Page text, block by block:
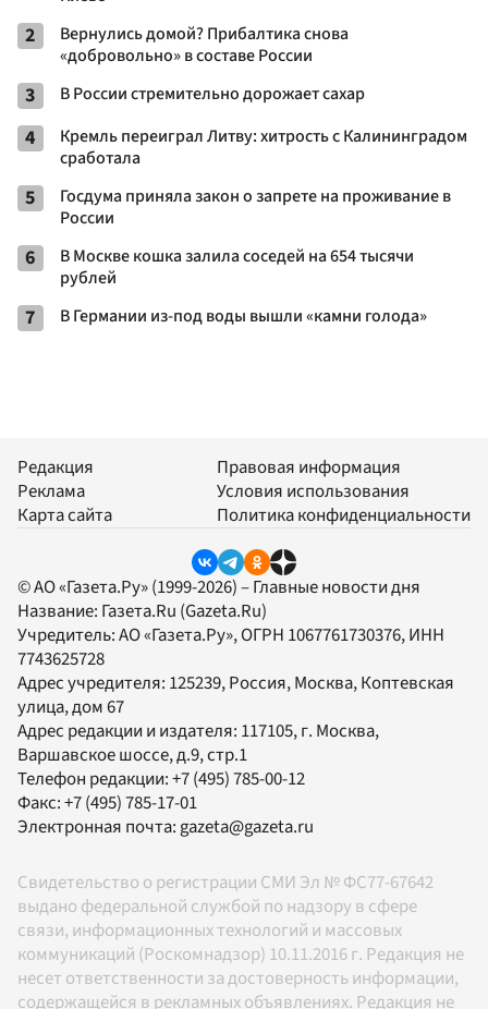
2
Вернулись домой? Прибалтика снова
«добровольно» в составе России
3 В России стремительно дорожает сахар
4
Кремль переиграл Литву: хитрость с Калининградом
сработала
5
Госдума приняла закон о запрете на проживание в
России
6
В Москве кошка залила соседей на 654 тысячи
рублей
7 В Германии из-под воды вышли «камни голода»
Редакция
Реклама
Карта сайта
Правовая информация
Условия использования
Политика конфиденциальности
© АО «Газета.Ру» (1999-2026) – Главные новости дня
Название: Газета.Ru (Gazeta.Ru)
Учредитель:АО «Газета.Ру», ОГРН 1067761730376, ИНН
7743625728
Адрес учредителя: 125239, Россия, Москва, Коптевская
улица, дом 67
Адрес редакции и издателя: 117105, г. Москва,
Варшавское шоссе, д.9, стр.1
Телефон редакции:+7 (495) 785-00-12
Факс:+7 (495) 785-17-01
Электронная почта:gazeta@gazeta.ru
Свидетельство о регистрации СМИ Эл № ФС77-67642
выдано федеральной службой по надзору в сфере
связи, информационных технологий и массовых
коммуникаций (Роскомнадзор) 10.11.2016 г. Редакция не
несет ответственности за достоверность информации,
содержащейся в рекламных объявлениях. Редакция не